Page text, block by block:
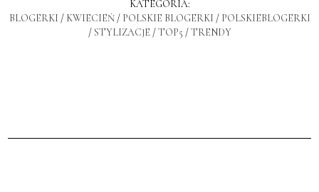
KATEGORIA:
BLOGERKI / KWIECIEŃ/ POLSKIE BLOGERKI / POLSKIEBLOGERKI
/STYLIZACJE /TOP5 /TRENDY